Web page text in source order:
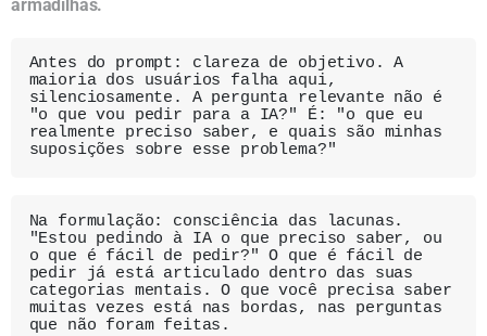
armadilhas.
Antes do prompt: clareza de objetivo. A
maioria dos usuários falha aqui,
silenciosamente. A pergunta relevante não é
"o que vou pedir para a IA?" É: "o que eu
realmente preciso saber, e quais são minhas
suposições sobre esse problema?"
Na formulação: consciência das lacunas.
"Estou pedindo à IA o que preciso saber, ou
o que é fácil de pedir?" O que é fácil de
pedir já está articulado dentro das suas
categorias mentais. O que você precisa saber
muitas vezes está nas bordas, nas perguntas
que não foram feitas.